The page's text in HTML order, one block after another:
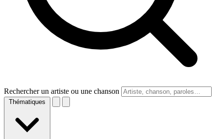
Rechercher un artiste ou une chanson
Thématiques